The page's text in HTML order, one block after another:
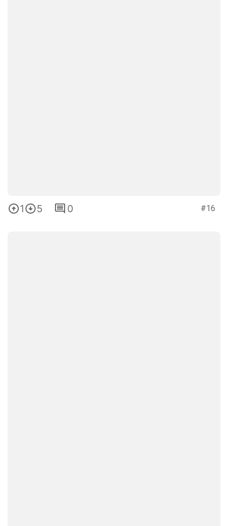
1 5 0 #16